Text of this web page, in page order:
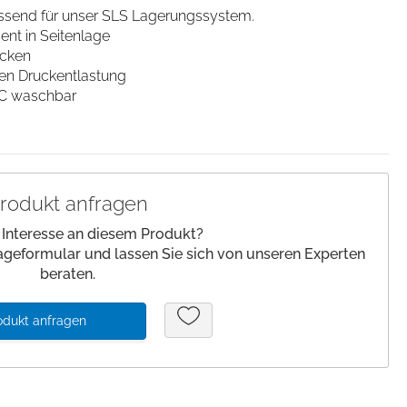
Patienteneigentum
Slipper
für unser SLS Lagerungssystem.
in Seitenlage
Druckentlastung
waschbar
anfragen
an diesem Produkt?
und lassen Sie sich von unseren Experten
beraten.
anfragen